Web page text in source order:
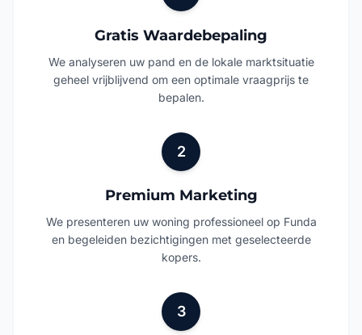
Gratis Waardebepaling
We analyseren uw pand en de lokale marktsituatie
geheel vrijblijvend om een optimale vraagprijs te
bepalen.
2
Premium Marketing
We presenteren uw woning professioneel op Funda
en begeleiden bezichtigingen met geselecteerde
kopers.
3